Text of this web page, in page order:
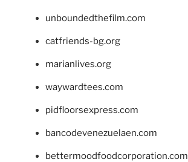
unboundedthefilm.com
catfriends-bg.org
marianlives.org
waywardtees.com
pidfloorsexpress.com
bancodevenezuelaen.com
bettermoodfoodcorporation.com